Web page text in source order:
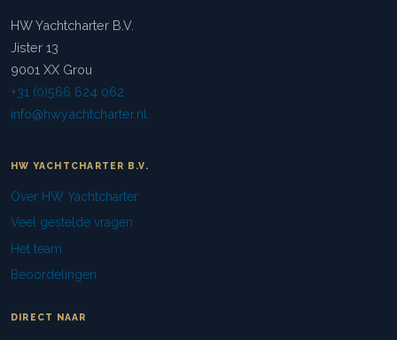
HW Yachtcharter B.V.
Jister 13
9001 XX Grou
+31 (0)566 624 062
info@hwyachtcharter.nl
HW YACHTCHARTER B.V.
Over HW Yachtcharter
Veel gestelde vragen
Het team
Beoordelingen
DIRECT NAAR